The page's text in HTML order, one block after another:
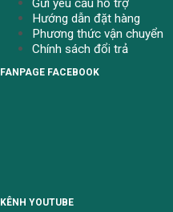
Gửi yêu cầu hỗ trợ
Hướng dẫn đặt hàng
Phương thức vận chuyển
Chính sách đổi trả
FANPAGE FACEBOOK
KÊNH YOUTUBE